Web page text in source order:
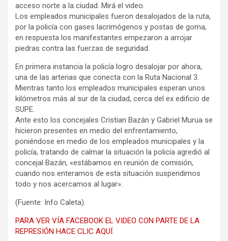
acceso norte a la ciudad. Mirá el video.
Los empleados municipales fueron desalojados de la ruta,
por la policía con gases lacrimógenos y postas de goma,
en respuesta los manifestantes empezaron a arrojar
piedras contra las fuerzas de seguridad.
En primera instancia la policía logro desalojar por ahora,
una de las arterias que conecta con la Ruta Nacional 3.
Mientras tanto los empleados municipales esperan unos
kilómetros más al sur de la ciudad, cerca del ex edificio de
SUPE.
Ante esto los concejales Cristian Bazán y Gabriel Murua se
hicieron presentes en medio del enfrentamiento,
poniéndose en medio de los empleados municipales y la
policía, tratando de calmar la situación la policía agredió al
concejal Bazán, «estábamos en reunión de comisión,
cuando nos enteramos de esta situación suspendimos
todo y nos acercamos al lugar».
(Fuente: Info Caleta).
PARA VER VÍA FACEBOOK EL VIDEO CON PARTE DE LA
REPRESIÓN HACE CLIC AQUÍ.